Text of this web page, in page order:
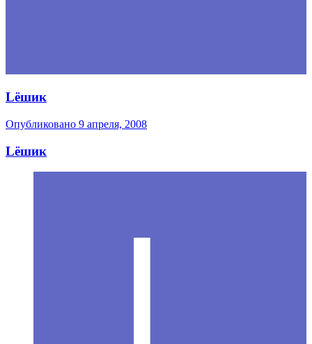
Lёшик
Опубликовано 9 апреля, 2008
Lёшик